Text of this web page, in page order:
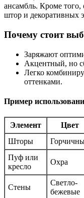
ансамбль. Кроме того,
штор и декоративных
Почему стоит
Заряжают
Акцентный, но
Легко
оттенками.
Пример
Элемент Цвет
Шторы
Пуф или
кресло
Охра
Стены
Светло-
бежевые